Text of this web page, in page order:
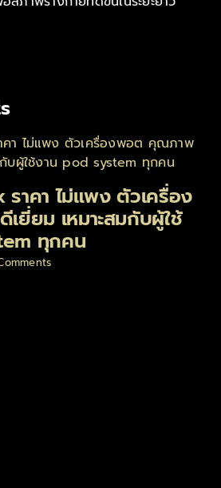
าคา ไม่แพง ตัวเครื่อง
ยม เหมาะสมกับผู้ใช้
ทุกคน